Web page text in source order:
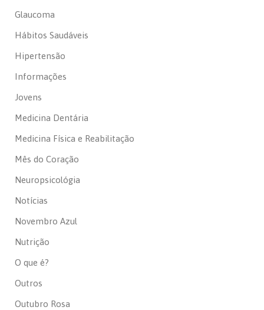
Glaucoma
Hábitos Saudáveis
Hipertensão
Informações
Jovens
Medicina Dentária
Medicina Física e Reabilitação
Mês do Coração
Neuropsicológia
Notícias
Novembro Azul
Nutrição
O que é?
Outros
Outubro Rosa